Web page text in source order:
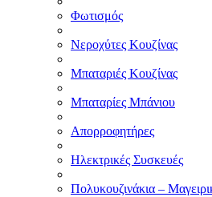
Φωτισμός
Νεροχύτες Κουζίνας
Μπαταριές Κουζίνας
Μπαταρίες Μπάνιου
Απορροφητήρες
Ηλεκτρικές Συσκευές
Πολυκουζινάκια –